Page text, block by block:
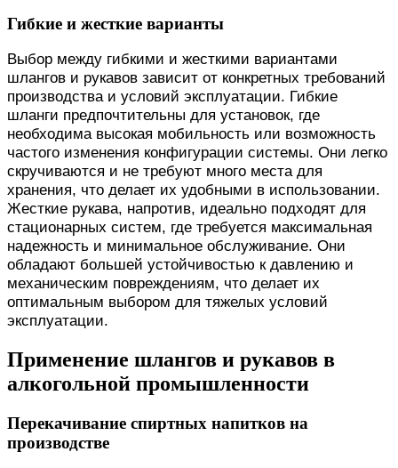
Гибкие и жесткие варианты
Выбор между гибкими и жесткими вариантами
шлангов и рукавов зависит от конкретных требований
производства и условий эксплуатации. Гибкие
шланги предпочтительны для установок, где
необходима высокая мобильность или возможность
частого изменения конфигурации системы. Они легко
скручиваются и не требуют много места для
хранения, что делает их удобными в использовании.
Жесткие рукава, напротив, идеально подходят для
стационарных систем, где требуется максимальная
надежность и минимальное обслуживание. Они
обладают большей устойчивостью к давлению и
механическим повреждениям, что делает их
оптимальным выбором для тяжелых условий
эксплуатации.
Применение шлангов и рукавов в
алкогольной промышленности
Перекачивание спиртных напитков на
производстве